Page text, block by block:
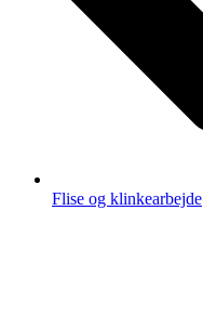
Flise og klinkearbejde